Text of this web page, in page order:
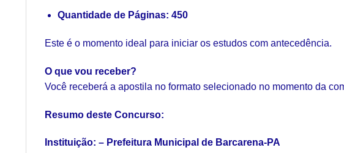
Quantidade de Páginas: 450
Este é o momento ideal para iniciar os estudos com antecedência.
O que vou receber?
Você receberá a apostila no formato selecionado no momento da
Resumo deste Concurso:
Instituição: – Prefeitura Municipal de Barcarena-PA